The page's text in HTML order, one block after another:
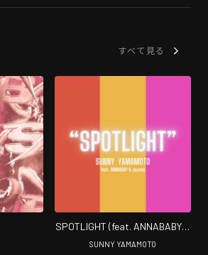
すべて見る
SPOTLIGHT (feat. ANNABABY &
yuzuna) [サビ Version]
SUNNY YAMAMOTO